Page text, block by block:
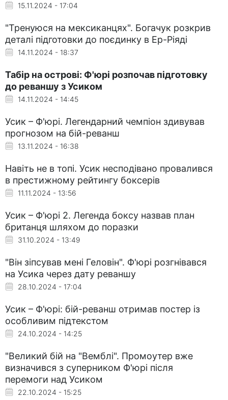
15.11.2024 - 17:04
"Тренуюся на мексиканцях". Богачук розкрив
деталі підготовки до поєдинку в Ер-Ріяді
14.11.2024 - 18:37
Табір на острові: Ф'юрі розпочав підготовку
до реваншу з Усиком
14.11.2024 - 14:45
Усик – Ф'юрі. Легендарний чемпіон здивував
прогнозом на бій-реванш
13.11.2024 - 16:38
Навіть не в топі. Усик несподівано провалився
в престижному рейтингу боксерів
11.11.2024 - 13:56
Усик – Ф'юрі 2. Легенда боксу назвав план
британця шляхом до поразки
31.10.2024 - 13:49
"Він зіпсував мені Геловін". Ф'юрі розгнівався
на Усика через дату реваншу
28.10.2024 - 17:04
Усик – Ф'юрі: бій-реванш отримав постер із
особливим підтекстом
24.10.2024 - 14:25
"Великий бій на "Вемблі". Промоутер вже
визначився з суперником Ф'юрі після
перемоги над Усиком
22.10.2024 - 15:25